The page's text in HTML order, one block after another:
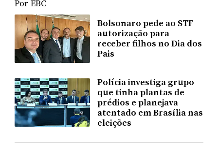
Por EBC
Bolsonaro pede ao STF
autorização para
receber filhos no Dia dos
Pais
Polícia investiga grupo
que tinha plantas de
prédios e planejava
atentado em Brasília nas
eleições